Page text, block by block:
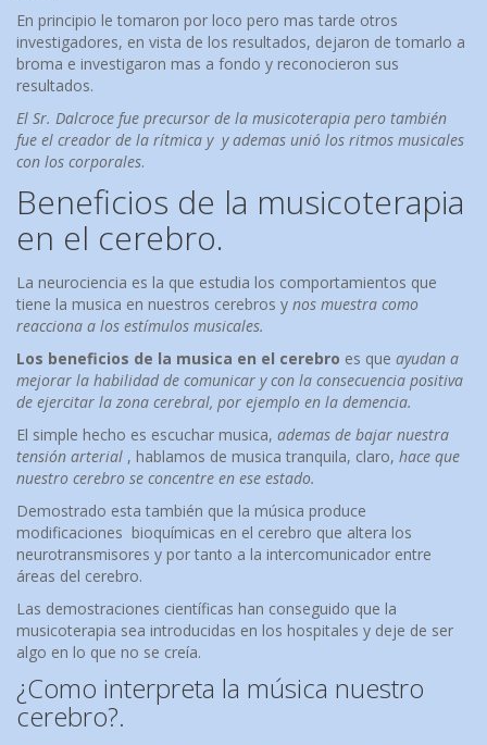
En principio le tomaron por loco pero mas tarde otros
investigadores, en vista de los resultados, dejaron de tomarlo a
broma e investigaron mas a fondo y reconocieron sus
resultados.
El Sr. Dalcroce fue precursor de la musicoterapia pero también
fue el creador de la rítmica y y ademas unió los ritmos musicales
con los corporales.
Beneficios de la musicoterapia
en el cerebro.
La neurociencia es la que estudia los comportamientos que
tiene la musica en nuestros cerebros y nos muestra como
reacciona a los estímulos musicales.
Los beneficios de la musica en el cerebro es que ayudan a
mejorar la habilidad de comunicar y con la consecuencia positiva
de ejercitar la zona cerebral, por ejemplo en la demencia.
El simple hecho es escuchar musica, ademas de bajar nuestra
tensión arterial , hablamos de musica tranquila, claro, hace que
nuestro cerebro se concentre en ese estado.
Demostrado esta también que la música produce
modificaciones bioquímicas en el cerebro que altera los
neurotransmisores y por tanto a la intercomunicador entre
áreas del cerebro.
Las demostraciones científicas han conseguido que la
musicoterapia sea introducidas en los hospitales y deje de ser
algo en lo que no se creía.
¿Como interpreta la música nuestro
cerebro?.